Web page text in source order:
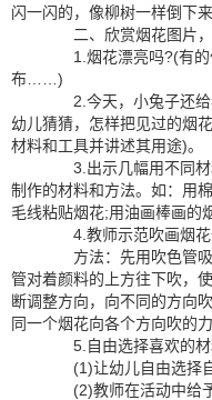
闪一闪的，像柳树一样倒下
二、欣赏烟花图片，
1.烟花漂亮吗?(有的
布……)
2.今天，小兔子还给
幼儿猜猜，怎样把见过的烟
材料和工具并讲述其用途)。
3.出示几幅用不同材
制作的材料和方法。如：用
毛线粘贴烟花;用油画棒画的
4.教师示范吹画烟花
方法：先用吹色管吸
管对着颜料的上方往下吹，
断调整方向，向不同的方向
同一个烟花向各个方向吹的力
5.自由选择喜欢的材
(1)让幼儿自由选择自
(2)教师在活动中给予